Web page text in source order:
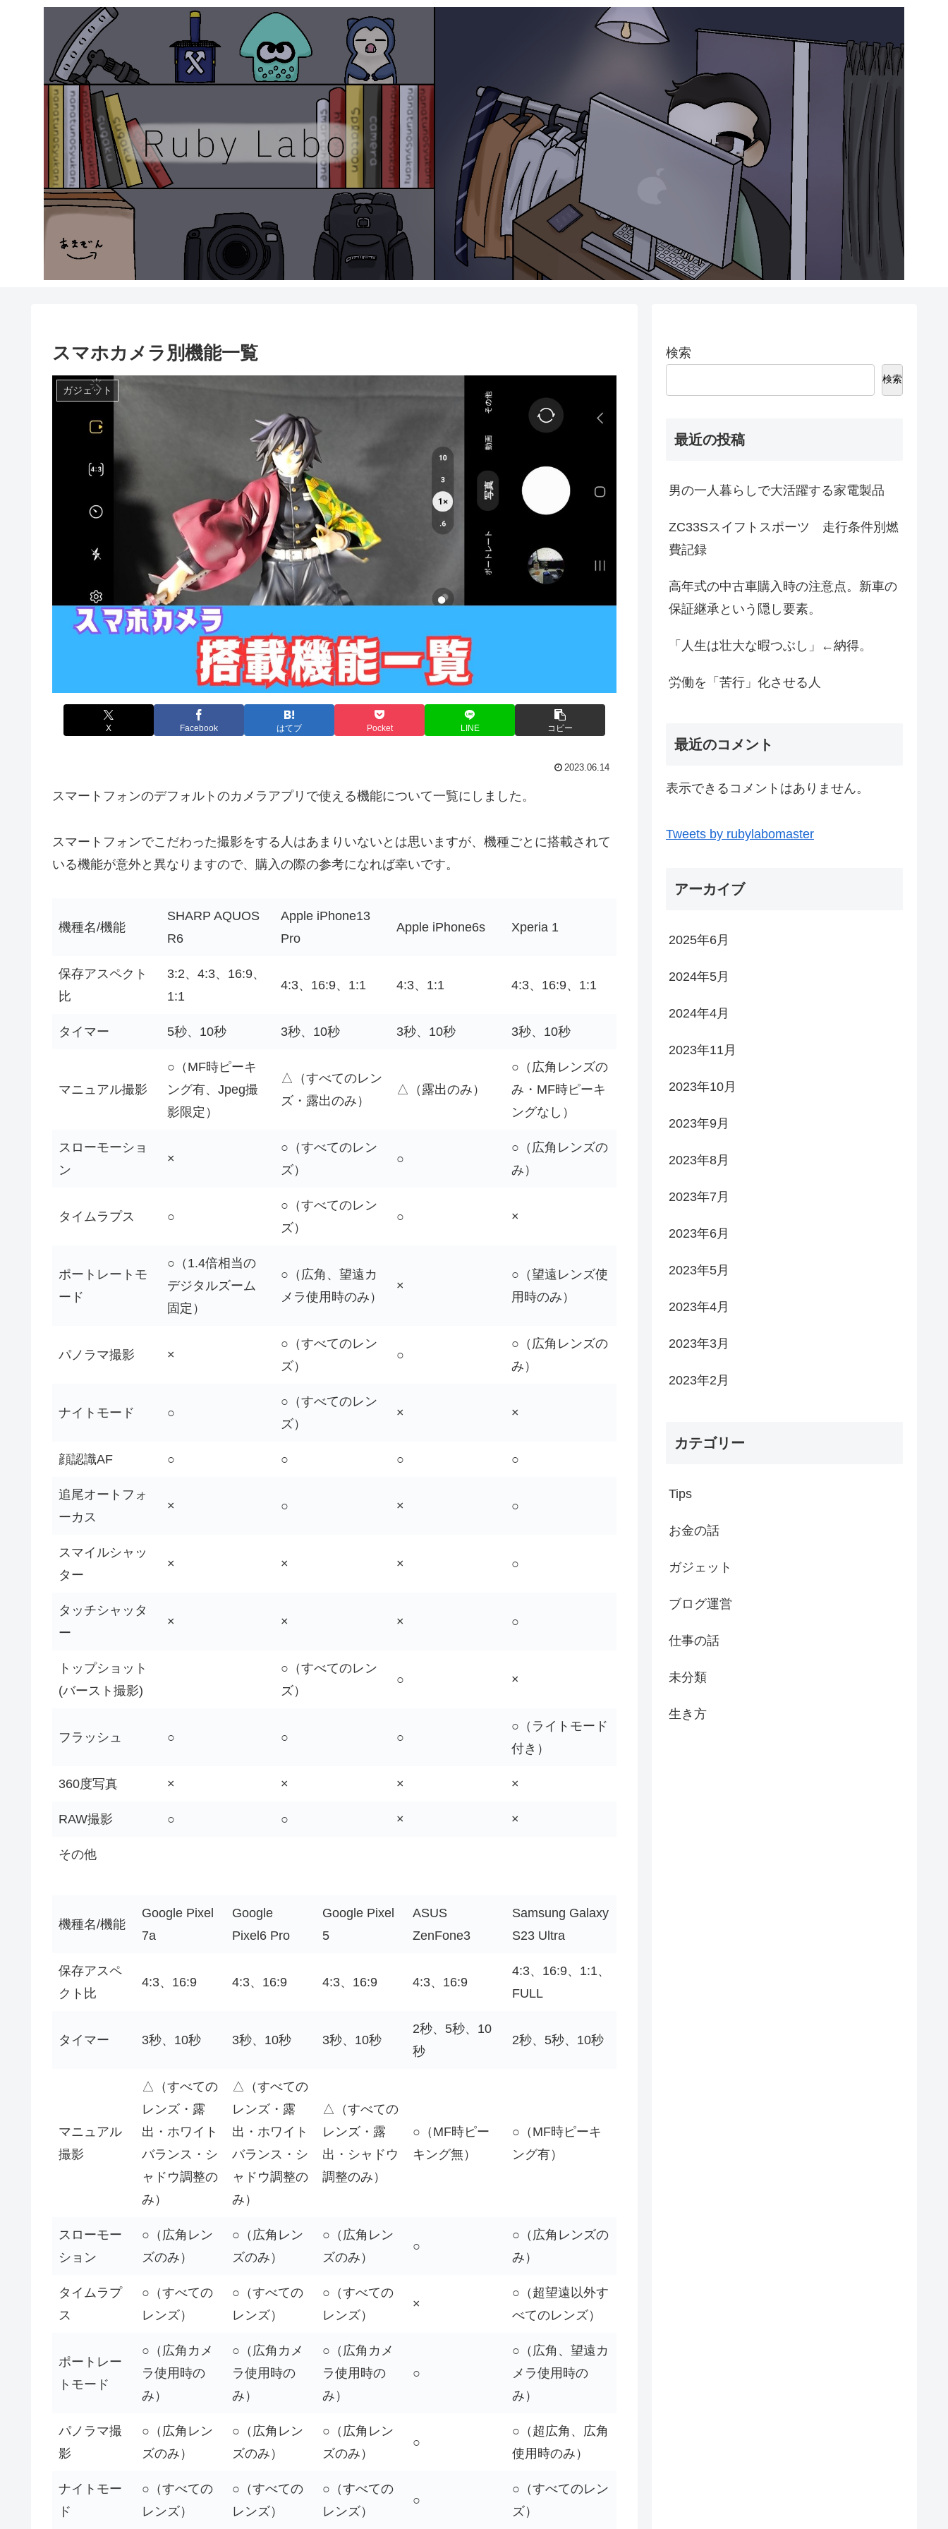
スマホカメラ別機能一覧
ガジェット
X Facebook はてブ Pocket LINE コピー
2023.06.14
スマートフォンのデフォルトのカメラアプリで使える機能について一覧にしました。
スマートフォンでこだわった撮影をする人はあまりいないとは思いますが、機種ごとに搭載されて
いる機能が意外と異なりますので、購入の際の参考になれば幸いです。
機種名/機能
SHARP AQUOS
R6
Apple iPhone13
Pro
Apple iPhone6s Xperia 1
保存アスペクト
比
3:2、4:3、16:9、
1:1
4:3、16:9、1:1 4:3、1:1 4:3、16:9、1:1
タイマー 5秒、10秒 3秒、10秒 3秒、10秒 3秒、10秒
マニュアル撮影
○（MF時ピーキ
ング有、Jpeg撮
影限定）
△（すべてのレン
ズ・露出のみ）
△（露出のみ）
○（広角レンズの
み・MF時ピーキ
ングなし）
スローモーショ
ン
×
○（すべてのレン
ズ）
○
○（広角レンズの
み）
タイムラプス ○
○（すべてのレン
ズ）
○ ×
ポートレートモ
ード
○（1.4倍相当の
デジタルズーム
固定）
○（広角、望遠カ
メラ使用時のみ）
×
○（望遠レンズ使
用時のみ）
パノラマ撮影 ×
○（すべてのレン
ズ）
○
○（広角レンズの
み）
ナイトモード ○
○（すべてのレン
ズ）
× ×
顔認識AF ○ ○ ○ ○
追尾オートフォ
ーカス
× ○ × ○
スマイルシャッ
ター
× × × ○
タッチシャッタ
ー
× × × ○
トップショット
(バースト撮影)
○（すべてのレン
ズ）
○ ×
フラッシュ ○ ○ ○
○（ライトモード
付き）
360度写真 × × × ×
RAW撮影 ○ ○ × ×
その他
機種名/機能
Google Pixel
7a
Google
Pixel6 Pro
Google Pixel
5
ASUS
ZenFone3
Samsung Galaxy
S23 Ultra
保存アスペ
クト比
4:3、16:9 4:3、16:9 4:3、16:9 4:3、16:9
4:3、16:9、1:1、
FULL
タイマー 3秒、10秒 3秒、10秒 3秒、10秒
2秒、5秒、10
秒
2秒、5秒、10秒
マニュアル
撮影
△（すべての
レンズ・露
出・ホワイト
バランス・シ
ャドウ調整の
み）
△（すべての
レンズ・露
出・ホワイト
バランス・シ
ャドウ調整の
み）
△（すべての
レンズ・露
出・シャドウ
調整のみ）
○（MF時ピー
キング無）
○（MF時ピーキ
ング有）
スローモー
ション
○（広角レン
ズのみ）
○（広角レン
ズのみ）
○（広角レン
ズのみ）
○
○（広角レンズの
み）
タイムラプ
ス
○（すべての
レンズ）
○（すべての
レンズ）
○（すべての
レンズ）
×
○（超望遠以外す
べてのレンズ）
ポートレー
トモード
○（広角カメ
ラ使用時の
み）
○（広角カメ
ラ使用時の
み）
○（広角カメ
ラ使用時の
み）
○
○（広角、望遠カ
メラ使用時の
み）
パノラマ撮
影
○（広角レン
ズのみ）
○（広角レン
ズのみ）
○（広角レン
ズのみ）
○
○（超広角、広角
使用時のみ）
ナイトモー
ド
○（すべての
レンズ）
○（すべての
レンズ）
○（すべての
レンズ）
○
○（すべてのレン
ズ）
検索
検索
最近の投稿
男の一人暮らしで大活躍する家電製品
ZC33Sスイフトスポーツ 走行条件別燃
費記録
高年式の中古車購入時の注意点。新車の
保証継承という隠し要素。
「人生は壮大な暇つぶし」←納得。
労働を「苦行」化させる人
最近のコメント
表示できるコメントはありません。
Tweets by rubylabomaster
アーカイブ
2025年6月
2024年5月
2024年4月
2023年11月
2023年10月
2023年9月
2023年8月
2023年7月
2023年6月
2023年5月
2023年4月
2023年3月
2023年2月
カテゴリー
Tips
お金の話
ガジェット
ブログ運営
仕事の話
未分類
生き方